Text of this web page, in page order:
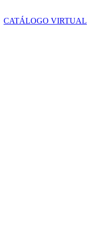
CATÁLOGO VIRTUAL